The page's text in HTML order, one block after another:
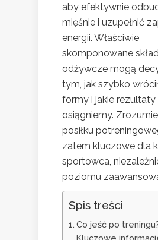
aby efektywnie
mięśnie i uzupełnić
energii. Właściwie
skomponowane
odżywcze mogą
tym, jak szybko
formy i jakie rezultaty
osiągniemy.
posiłku
zatem kluczowe dla
sportowca,
poziomu
Spis treści
Co jeść po
Kluczowe